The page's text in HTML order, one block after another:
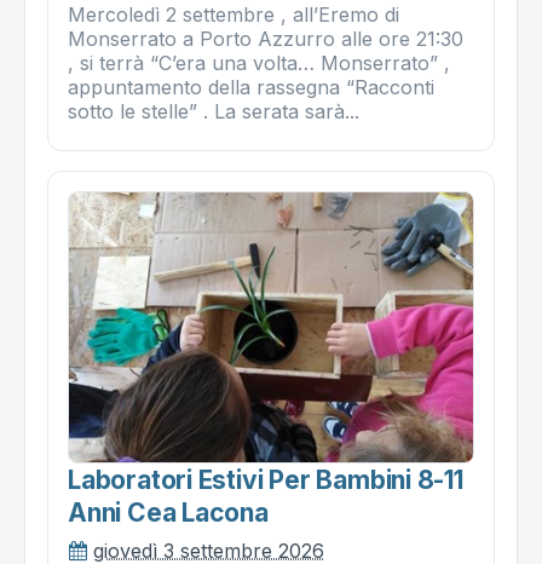
Mercoledì 2 settembre , all’Eremo di
Monserrato a Porto Azzurro alle ore 21:30
, si terrà “C’era una volta… Monserrato” ,
appuntamento della rassegna “Racconti
sotto le stelle” . La serata sarà...
Laboratori Estivi Per Bambini 8-11
Anni Cea Lacona
giovedì 3 settembre 2026